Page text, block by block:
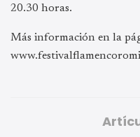
20.30 horas.
Más información en la